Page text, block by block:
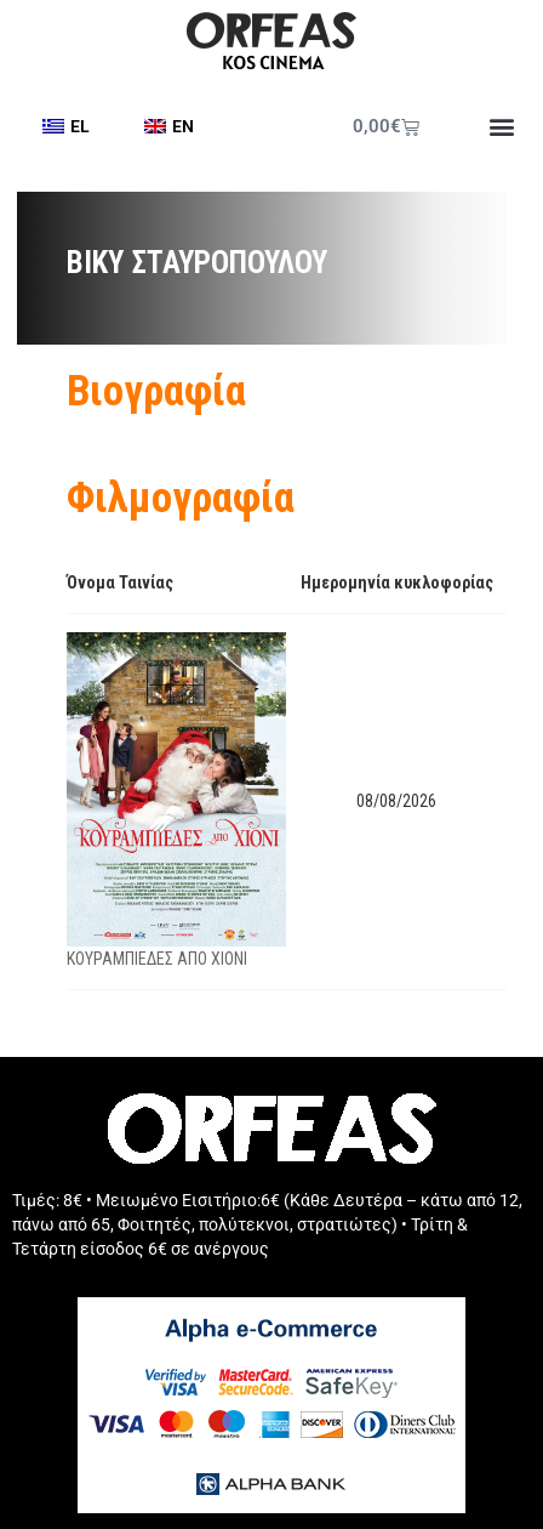
EL EN 0,00€
ΒΊΚΥ ΣΤΑΥΡΟΠΟΎΛΟΥ
Βιογραφία
Φιλμογραφία
Όνομα Ταινίας Ημερομηνία κυκλοφορίας
ΚΟΥΡΑΜΠΙΕΔΕΣ ΑΠΟ ΧΙΟΝΙ
08/08/2026
Τιμές: 8€ • Μειωμένο Εισιτήριο:6€ (Κάθε Δευτέρα – κάτω από 12,
πάνω από 65, Φοιτητές, πολύτεκνοι, στρατιώτες) • Τρίτη &
Τετάρτη είσοδος 6€ σε ανέργους